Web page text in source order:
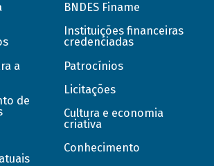
a
de
BNDES Finame
Instituições financeiras
credenciadas
Patrocínios
Licitações
Cultura e economia
criativa
Conhecimento